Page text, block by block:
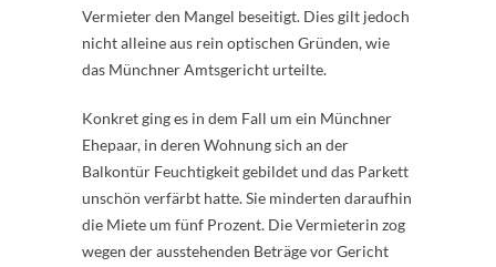
Vermieter den Mangel beseitigt. Dies gilt jedoch
nicht alleine aus rein optischen Gründen, wie
das Münchner Amtsgericht urteilte.
Konkret ging es in dem Fall um ein Münchner
Ehepaar, in deren Wohnung sich an der
Balkontür Feuchtigkeit gebildet und das Parkett
unschön verfärbt hatte. Sie minderten daraufhin
die Miete um fünf Prozent. Die Vermieterin zog
wegen der ausstehenden Beträge vor Gericht